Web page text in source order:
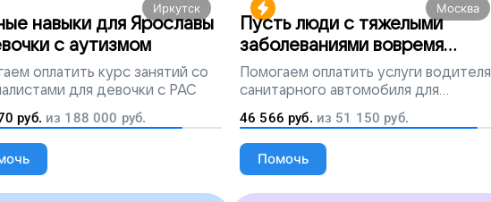
Иркутск
навыки для Ярославы
с аутизмом
оплатить курс занятий со
для девочки с РАС
руб. из 188 000 руб.
Москва
Пусть люди с тяжелыми
заболеваниями вовремя
попадут на лечение
Помогаем оплатить услуги водителя
санитарного автомобиля для
перевозки тяжелобольных людей
46 566 руб. из 51 150 руб.
Помочь